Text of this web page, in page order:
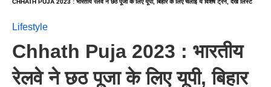
CHHATH PUJA 2023 : भारतीय रेलवे ने छठ पूजा के लिए यूपी, बिहार के लिए चलाई ये विशेष ट्रेनें, देंखे लिस्ट
Lifestyle
Chhath Puja 2023 : भारतीय
रेलवे ने छठ पूजा के लिए यूपी, बिहार